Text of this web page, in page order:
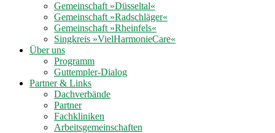
Gemeinschaft »Düsseltal«
Gemeinschaft »Radschläger«
Gemeinschaft »Rheinfels«
Singkreis »VielHarmonieCare«
Über uns
Programm
Guttempler-Dialog
Partner & Links
Dachverbände
Partner
Fachkliniken
Arbeitsgemeinschaften